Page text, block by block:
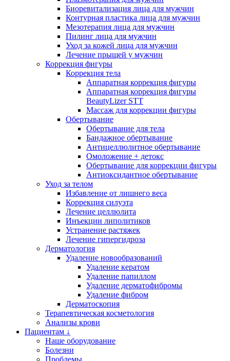
Биоревитализация лица для мужчин
Контурная пластика лица для мужчин
Мезотерапия лица для мужчин
Пилинг лица для мужчин
Уход за кожей лица для мужчин
Лечение прыщей у мужчин
Коррекция фигуры
Коррекция тела
Аппаратная коррекция фигуры
Аппаратная коррекция фигуры
BeautyLizer STT
Массаж для коррекции фигуры
Обертывание
Обертывание для тела
Бандажное обертывание
Антицеллюлитное обертывание
Омоложение + детокс
Обертывание для коррекции фигуры
Антиоксидантное обертывание
Уход за телом
Избавление от лишнего веса
Коррекция силуэта
Лечение целлюлита
Инъекции липолитиков
Устранение растяжек
Лечение гипергидроза
Дерматология
Удаление новообразований
Удаление кератом
Удаление папиллом
Удаление дерматофибромы
Удаление фибром
Дерматоскопия
Терапевтическая косметология
Анализы крови
Пациентам ↓
Наше оборудование
Болезни
Проблемы